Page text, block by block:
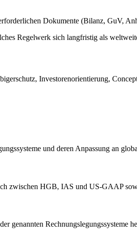
Dokumente (Bilanz, GuV,
Regelwerk sich langfristig als
Investorenorientierung,
und deren Anpassung an
zwischen HGB, IAS und US-GAAP
Rechnungslegungssysteme